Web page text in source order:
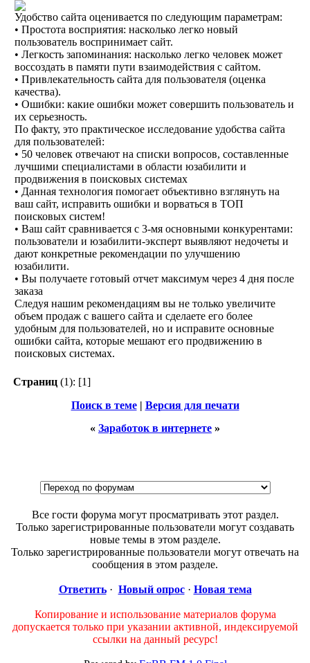
Удобство сайта оценивается по следующим параметрам:
• Простота восприятия: насколько легко новый
пользователь воспринимает сайт.
• Легкость запоминания: насколько легко человек может
воссоздать в памяти пути взаимодействия с сайтом.
• Привлекательность сайта для пользователя (оценка
качества).
• Ошибки: какие ошибки может совершить пользователь и
их серьезность.
По факту, это практическое исследование удобства сайта
для пользователей:
• 50 человек отвечают на списки вопросов, составленные
лучшими специалистами в области юзабилити и
продвижения в поисковых системах
• Данная технология помогает объективно взглянуть на
ваш сайт, исправить ошибки и ворваться в ТОП
поисковых систем!
• Ваш сайт сравнивается с 3-мя основными конкурентами:
пользователи и юзабилити-эксперт выявляют недочеты и
дают конкретные рекомендации по улучшению
юзабилити.
• Вы получаете готовый отчет максимум через 4 дня после
заказа
Следуя нашим рекомендациям вы не только увеличите
объем продаж с вашего сайта и сделаете его более
удобным для пользователей, но и исправите основные
ошибки сайта, которые мешают его продвижению в
поисковых системах.
Страниц (1): [1]
Поиск в теме| Версия для печати
« Заработок в интернете »
Все гости форума могут просматривать этот раздел.
Только зарегистрированные пользователи могут создавать
новые темы в этом разделе.
Только зарегистрированные пользователи могут отвечать на
сообщения в этом разделе.
Ответить· Новый опрос· Новая тема
Копирование и использование материалов форума
допускается только при указании активной, индексируемой
ссылки на данный ресурс!